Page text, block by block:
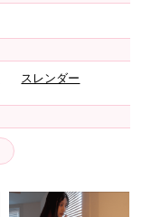
スレンダー